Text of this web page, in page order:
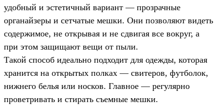
удобный и эстетичный вариант — прозрачные
органайзеры и сетчатые мешки. Они позволяют видеть
содержимое, не открывая и не сдвигая все вокруг, а
при этом защищают вещи от пыли.
Такой способ идеально подходит для одежды, которая
хранится на открытых полках — свитеров, футболок,
нижнего белья или носков. Главное — регулярно
проветривать и стирать съемные мешки.